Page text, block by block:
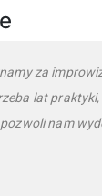
za
lat
nam